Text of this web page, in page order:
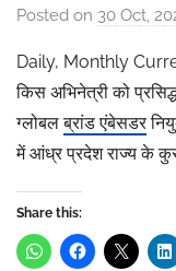
Posted on 30 Oct,
Daily, Monthly
किस अभिनेत्री को
ग्लोबलब्रांड एंबेसडर
में आंध्र प्रदेश राज्य के
Share this: